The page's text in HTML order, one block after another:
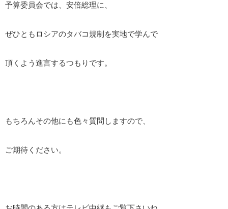
予算委員会では、安倍総理に、
ぜひともロシアのタバコ規制を実地で学んで
頂くよう進言するつもりです。
もちろんその他にも色々質問しますので、
ご期待ください。